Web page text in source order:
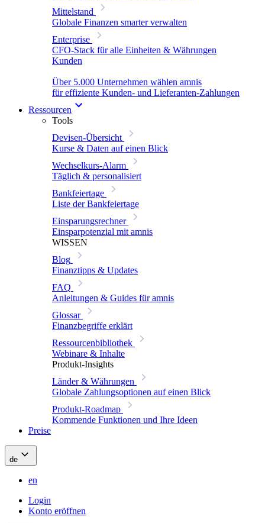
Mittelstand
Globale Finanzen smarter verwalten
Enterprise
CFO-Stack für alle Einheiten & Währungen
Kunden
Über 5.000 Unternehmen wählen amnis
für effiziente Kunden- und Lieferanten-Zahlungen
Ressourcen
Tools
Devisen-Übersicht
Kurse & Daten auf einen Blick
Wechselkurs-Alarm
Täglich & personalisiert
Bankfeiertage
Liste der Bankfeiertage
Einsparungsrechner
Einsparpotenzial mit amnis
WISSEN
Blog
Finanztipps & Updates
FAQ
Anleitungen & Guides für amnis
Glossar
Finanzbegriffe erklärt
Ressourcenbibliothek
Webinare & Inhalte
Produkt-Insights
Länder & Währungen
Globale Zahlungsoptionen auf einen Blick
Produkt-Roadmap
Kommende Funktionen und Ihre Ideen
Preise
de
en
Login
Konto eröffnen